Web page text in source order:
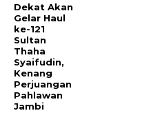
Dekat Akan
Gelar Haul
ke-121
Sultan
Thaha
Syaifudin,
Kenang
Perjuangan
Pahlawan
Jambi